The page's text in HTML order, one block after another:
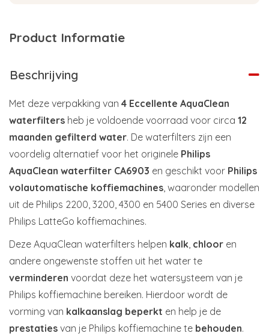
Product Informatie
Beschrijving
Met deze verpakking van 4 Eccellente AquaClean
waterfilters heb je voldoende voorraad voor circa 12
maanden gefilterd water. De waterfilters zijn een
voordelig alternatief voor het originele Philips
AquaClean waterfilter CA6903 en geschikt voor Philips
volautomatische koffiemachines, waaronder modellen
uit de Philips 2200, 3200, 4300 en 5400 Series en diverse
Philips LatteGo koffiemachines.
Deze AquaClean waterfilters helpen kalk, chloor en
andere ongewenste stoffen uit het water te
verminderen voordat deze het watersysteem van je
Philips koffiemachine bereiken. Hierdoor wordt de
vorming van kalkaanslag beperkt en help je de
prestaties van je Philips koffiemachine te behouden.